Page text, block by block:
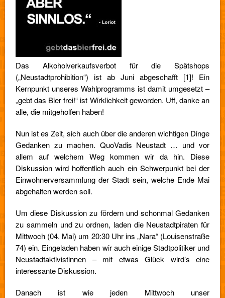
Das Alkoholverkaufsverbot für die Spätshops
(„Neustadtprohibition“) ist ab Juni abgeschafft [1]! Ein
Kernpunkt unseres Wahlprogramms ist damit umgesetzt –
„gebt das Bier frei!“ ist Wirklichkeit geworden. Uff, danke an
alle, die mitgeholfen haben!
Nun ist es Zeit, sich auch über die anderen wichtigen Dinge
Gedanken zu machen. QuoVadis Neustadt … und vor
allem auf welchem Weg kommen wir da hin. Diese
Diskussion wird hoffentlich auch ein Schwerpunkt bei der
Einwohnerversammlung der Stadt sein, welche Ende Mai
abgehalten werden soll.
Um diese Diskussion zu fördern und schonmal Gedanken
zu sammeln und zu ordnen, laden die Neustadtpiraten für
Mittwoch (04. Mai) um 20:30 Uhr ins „Nara“ (Louisenstraße
74) ein. Eingeladen haben wir auch einige Stadtpolitiker und
Neustadtaktivistinnen – mit etwas Glück wird’s eine
interessante Diskussion.
Danach ist wie jeden Mittwoch unser